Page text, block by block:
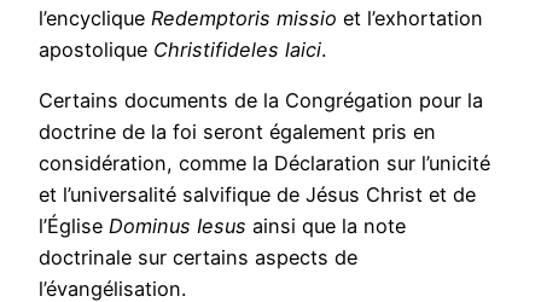
l’encyclique Redemptoris missio et l’exhortation
apostolique Christifideles laici.
Certains documents de la Congrégation pour la
doctrine de la foi seront également pris en
considération, comme la Déclaration sur l’unicité
et l’universalité salvifique de Jésus Christ et de
l’Église Dominus Iesus ainsi que la note
doctrinale sur certains aspects de
l’évangélisation.